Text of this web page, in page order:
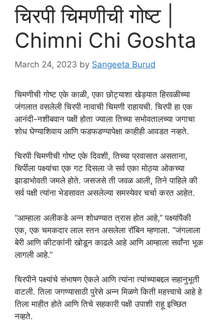
चिरपी चिमणीची गोष्ट |
Chimni Chi Goshta
March 24, 2023 by Sangeeta Burud
चिमणीची गोष्ट एके काळी, एका छोट्याशा खेड्यात हिरवळीच्या
जंगलात वसलेली चिरपी नावाची चिमणी राहायची. चिरपी हा एक
आनंदी-नशीबवान पक्षी होता ज्याला तिच्या सभोवतालच्या जगाचा
शोध घेण्याशिवाय आणि फडफडण्यापेक्षा काहीही आवडत नव्हते.
चिरपी चिमणीची गोष्ट एके दिवशी, तिच्या प्रवासात असताना,
चिर्पीला पक्ष्यांचा एक गट दिसला जे सर्व एका मोठ्या ओकच्या
झाडाभोवती जमले होते. जसजसे ती जवळ आली, तिने पाहिले की
सर्व पक्षी त्यांना भेडसावत असलेल्या समस्येवर चर्चा करत आहेत.
“आम्हाला अलीकडे अन्न शोधण्यात त्रास होत आहे,” पक्ष्यांपैकी
एक, एक चमकदार लाल स्तन असलेला रॉबिन म्हणाला. “जंगलाला
बेरी आणि कीटकांनी खोडून काढले आहे आणि आम्हाला सर्वांना भूक
लागली आहे.”
चिरपीने पक्ष्यांचे संभाषण ऐकले आणि त्यांना त्यांच्याबद्दल सहानुभूती
वाटली. तिला जगण्यासाठी पुरेसे अन्न मिळणे किती महत्त्वाचे आहे हे
तिला माहीत होते आणि तिचे सहकारी पक्षी उपाशी राहू इच्छित
नव्हते.